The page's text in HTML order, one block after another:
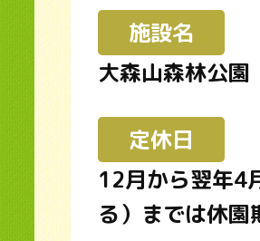
施設名
大森山森林公園
定休日
12月から翌年4
る）までは休園